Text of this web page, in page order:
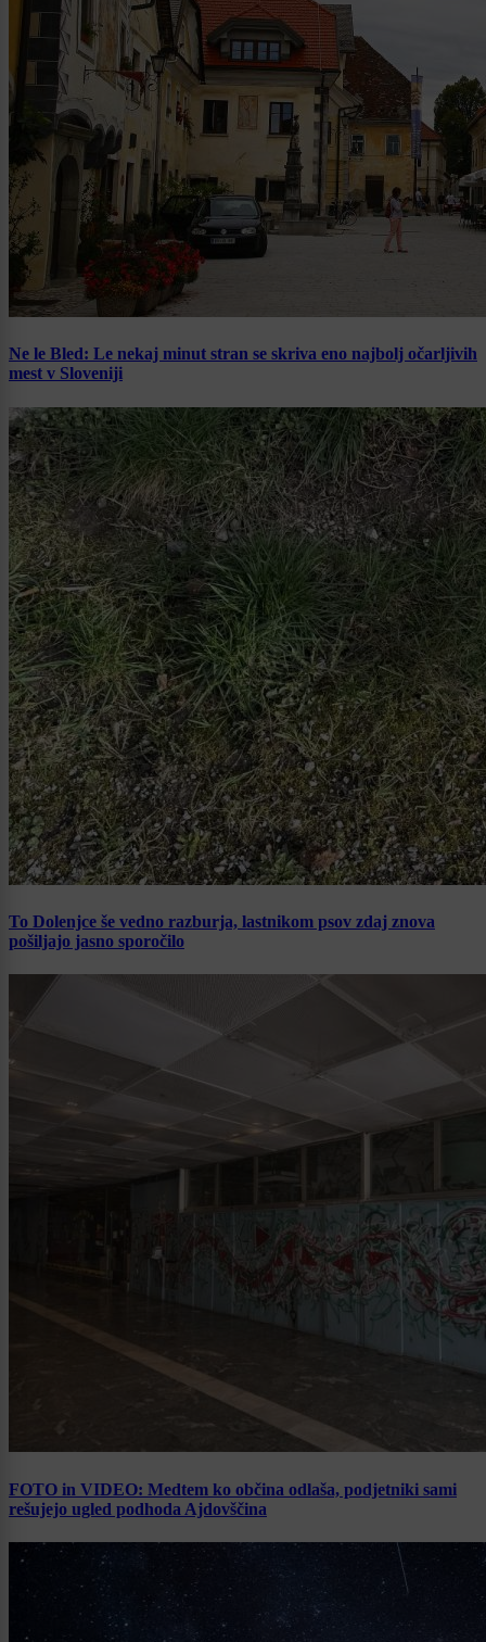
Ne le Bled: Le nekaj minut stran se skriva eno najbolj očarljivih
mest v Sloveniji
To Dolenjce še vedno razburja, lastnikom psov zdaj znova
pošiljajo jasno sporočilo
FOTO in VIDEO: Medtem ko občina odlaša, podjetniki sami
rešujejo ugled podhoda Ajdovščina